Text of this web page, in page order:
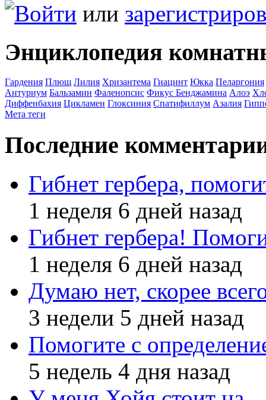
Войти или
Энциклопедия
Гардения Плющ Лилия Хризантема Гиацинт Юкка Пеларгония
Антуриум Бальзамин Фаленопсис Фикус Бенджамина Алоэ
Диффенбахия Цикламен Глоксиния Спатифиллум Азалия
Мета теги
Последние
Гибнет гербера,
1 неделя 6 дней назад
Гибнет гербера!
1 неделя 6 дней назад
Думаю нет, скорее
3 недели 5 дней назад
Помогите с
5 недель 4 дня назад